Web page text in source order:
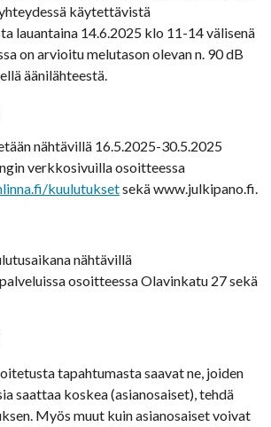
käytettävistä
lauantaina 14.6.2025 klo 11-14 välisenä
on arvioitu melutason olevan n. 90 dB
äänilähteestä.
nähtävillä 16.5.2025-30.5.2025
verkkosivuilla osoitteessa
kuulutuksetsekä www.julkipano.fi.
nähtävillä
osoitteessa Olavinkatu 27 sekä
tapahtumasta saavat ne, joiden
saattaa koskea (asianosaiset), tehdä
Myös muut kuin asianosaiset voivat